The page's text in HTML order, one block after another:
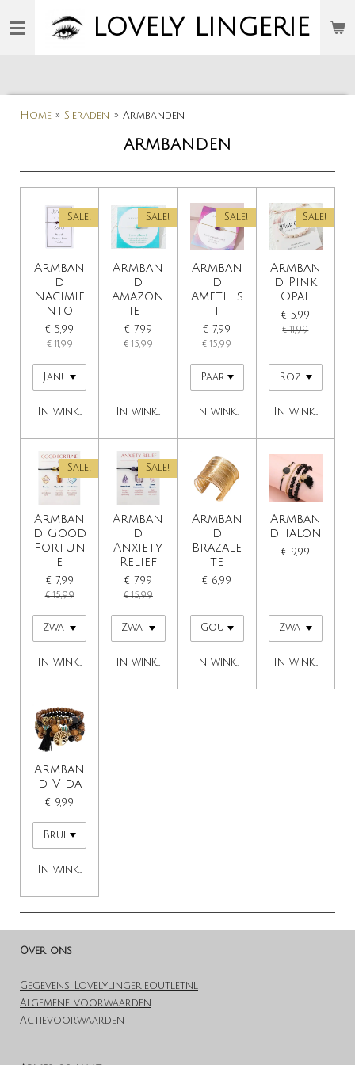
direct
LOVELY LINGERIE
Home » Sieraden » Armbanden
ARMBANDEN
Sale!
Armban
d
Nacimie
nto
€ 5,99
€ 11,99
In winkelwagen
Sale!
Armban
d
Amazon
iet
€ 7,99
€ 15,99
In winkelwagen
Sale!
Armban
d
Amethis
t
€ 7,99
€ 15,99
In winkelwagen
Sale!
Armban
d Pink
Opal
€ 5,99
€ 11,99
In
Sale!
Armban
d Good
Fortun
e
€ 7,99
€ 15,99
In winkelwagen
Sale!
Armban
d
Anxiety
Relief
€ 7,99
€ 15,99
In winkelwagen
Armban
d
Brazale
te
€ 6,99
In winkelwagen
Armban
d Talon
€ 9,99
In
Armban
d Vida
€ 9,99
In winkelwagen
Over ons
Gegevens Lovelylingerieoutlet.nl
Algemene voorwaarden
Actievoorwaarden